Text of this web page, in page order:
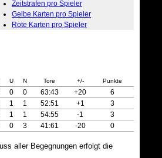
Zeitstrafen pro Spieler
Gelbe Karten pro Spieler
Rote Karten pro Spieler
U N Tore +/- Punkte
0 0 63:43 +20
6
1 1 52:51 +1
3
1 1 54:55 -1
3
0 3 41:61 -20 0
aller Begegnungen erfolgt die